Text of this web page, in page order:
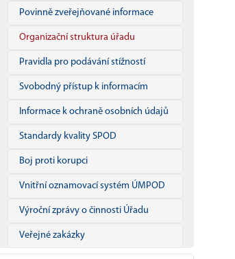
Povinně zveřejňované informace
Organizační struktura úřadu
Pravidla pro podávání stížností
Svobodný přístup k informacím
Informace k ochraně osobních údajů
Standardy kvality SPOD
Boj proti korupci
Vnitřní oznamovací systém ÚMPOD
Výroční zprávy o činnosti Úřadu
Veřejné zakázky